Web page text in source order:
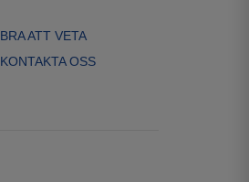
BRA ATT VETA
KONTAKTA OSS